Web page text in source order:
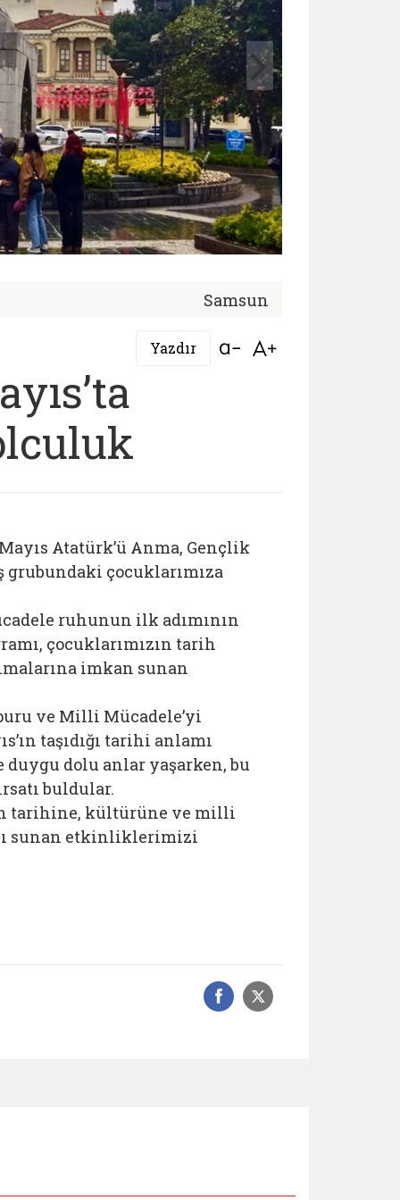
Samsun
Yazdır Bağlantıyı aç
Atatürk’ü Anma, Gençlik
grubundaki çocuklarımıza
ruhunun ilk adımının
çocuklarımızın tarih
imkan sunan
ve Milli Mücadele’yi
taşıdığı tarihi anlamı
dolu anlar yaşarken, bu
buldular.
tarihine, kültürüne ve milli
sunan etkinliklerimizi
Facebook
Sosyal